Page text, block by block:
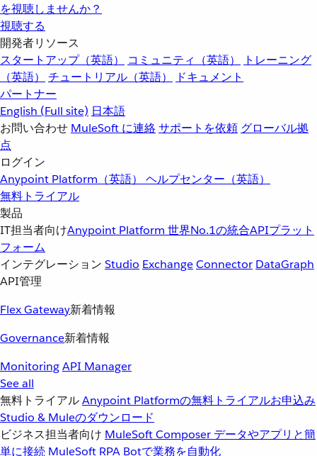
を視聴しませんか？
視聴する
開発者リソース
スタートアップ（英語）
コミュニティ（英語）
トレーニング
（英語）
チュートリアル（英語）
ドキュメント
パートナー
English (Full site) 日本語
お問い合わせ MuleSoft に連絡サポートを依頼 グローバル拠
点
ログイン
Anypoint Platform（英語） ヘルプセンター（英語）
無料トライアル
製品
IT担当者向けAnypoint Platform 世界No.1の統合APIプラット
フォーム
インテグレーション Studio ExchangeConnector DataGraph
API管理
Flex Gateway新着情報
Governance新着情報
MonitoringAPI Manager
See all
無料トライアルAnypoint Platformの無料トライアルお申込み
Studio & Muleのダウンロード
ビジネス担当者向け MuleSoft Composer データやアプリと簡
単に接続 MuleSoft RPA Botで業務を自動化